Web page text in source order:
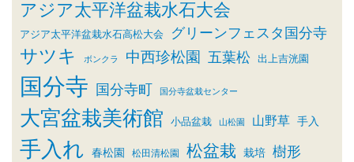
アジア太平洋盆栽水石大会
アジア太平洋盆栽水石高松大会 グリーンフェスタ国分寺
サツキ ボンクラ 中西珍松園 五葉松 出上吉洸園
国分寺 国分寺町 国分寺盆栽センター
大宮盆栽美術館 小品盆栽 山松園 山野草 手入
手入れ 春松園 松田清松園 松盆栽 栽培 樹形